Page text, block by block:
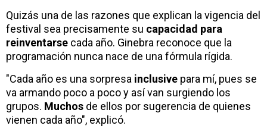
Quizás una de las razones que explican la vigencia del
festival sea precisamente su capacidad para
reinventarse cada año. Ginebra reconoce que la
programación nunca nace de una fórmula rígida.
"Cada año es una sorpresa inclusive para mí, pues se
va armando poco a poco y así van surgiendo los
grupos. Muchos de ellos por sugerencia de quienes
vienen cada año", explicó.